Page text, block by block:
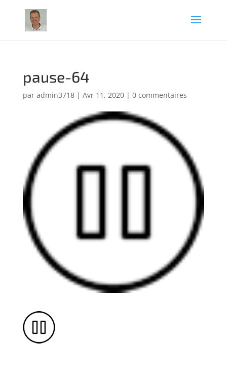
pause-64
par admin3718| Avr 11, 2020| 0 commentaires